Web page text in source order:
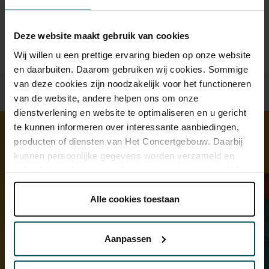
Deze website maakt gebruik van cookies
Wij willen u een prettige ervaring bieden op onze website
en daarbuiten. Daarom gebruiken wij cookies. Sommige
van deze cookies zijn noodzakelijk voor het functioneren
van de website, andere helpen ons om onze
dienstverlening en website te optimaliseren en u gericht
te kunnen informeren over interessante aanbiedingen,
producten of diensten van Het Concertgebouw. Daarbij
kunnen persoonlijke gegevens worden verzameld en
onder 'aanpassen' zelf welke cookies wij mogen
Lees onze cookieverklaring hier. Lees onze
Via decookieverklaringop onze website kunt u uw
Alle cookies toestaan
Aanpassen
020 – 671 83 45.
Ontdek meer